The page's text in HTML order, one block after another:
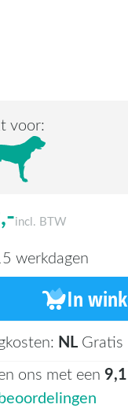
voor:
incl. BTW
werkdagen
In
NLGratis
ons met een 9,1